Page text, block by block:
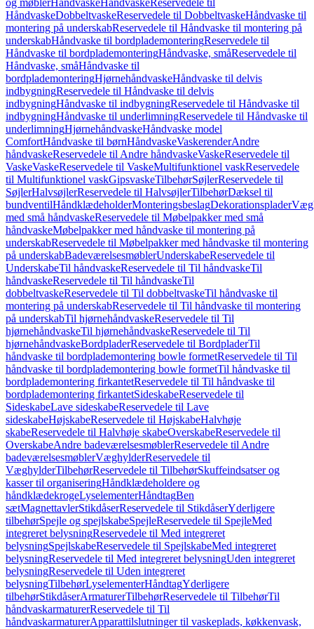
og møblerHåndvaskeHåndvaskeReservedele til
HåndvaskeDobbeltvaskeReservedele til DobbeltvaskeHåndvaske til
montering på underskabReservedele til Håndvaske til montering på
underskabHåndvaske til bordplademonteringReservedele til
Håndvaske til bordplademonteringHåndvaske, småReservedele til
Håndvaske, småHåndvaske til
bordplademonteringHjørnehåndvaskeHåndvaske til delvis
indbygningReservedele til Håndvaske til delvis
indbygningHåndvaske til indbygningReservedele til Håndvaske til
indbygningHåndvaske til underlimningReservedele til Håndvaske til
underlimningHjørnehåndvaskeHåndvaske model
ComfortHåndvaske til børnHåndvaskeVaskerenderAndre
håndvaskeReservedele til Andre håndvaskeVaskeReservedele til
VaskeVaskeReservedele til VaskeMultifunktionel vaskReservedele
til Multifunktionel vaskGipsvaskeTilbehørSøjlerReservedele til
SøjlerHalvsøjlerReservedele til HalvsøjlerTilbehørDæksel til
bundventilHåndklædeholderMonteringsbeslagDekorationsplader
med små håndvaskeReservedele til Møbelpakker med små
håndvaskeMøbelpakker med håndvaske til montering på
underskabReservedele til Møbelpakker med håndvaske til montering
på underskabBadeværelsesmøblerUnderskabeReservedele til
UnderskabeTil håndvaskeReservedele til Til håndvaskeTil
håndvaskeReservedele til Til håndvaskeTil
dobbeltvaskeReservedele til Til dobbeltvaskeTil håndvaske til
montering på underskabReservedele til Til håndvaske til montering
på underskabTil hjørnehåndvaskeReservedele til Til
hjørnehåndvaskeTil hjørnehåndvaskeReservedele til Til
hjørnehåndvaskeBordpladerReservedele til BordpladerTil
håndvaske til bordplademontering bowle formetReservedele til Til
håndvaske til bordplademontering bowle formetTil håndvaske til
bordplademontering firkantetReservedele til Til håndvaske til
bordplademontering firkantetSideskabeReservedele til
SideskabeLave sideskabeReservedele til Lave
sideskabeHøjskabeReservedele til HøjskabeHalvhøje
skabeReservedele til Halvhøje skabeOverskabeReservedele til
OverskabeAndre badeværelsesmøblerReservedele til Andre
badeværelsesmøblerVæghylderReservedele til
VæghylderTilbehørReservedele til TilbehørSkuffeindsatser og
kasser til organiseringHåndklædeholdere og
håndklædekrogeLyselementerHåndtagBen
sætMagnettavlerStikdåserReservedele til StikdåserYderligere
tilbehørSpejle og spejlskabeSpejleReservedele til SpejleMed
integreret belysningReservedele til Med integreret
belysningSpejlskabeReservedele til SpejlskabeMed integreret
belysningReservedele til Med integreret belysningUden integreret
belysningReservedele til Uden integreret
belysningTilbehørLyselementerHåndtagYderligere
tilbehørStikdåserArmaturerTilbehørReservedele til TilbehørTil
håndvaskarmaturerReservedele til Til
håndvaskarmaturerApparattilslutninger til vaskeplads, køkkenvask,